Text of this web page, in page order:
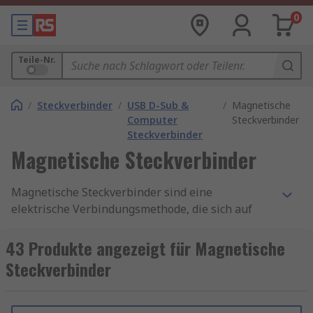
0
Teile-Nr.
/ Steckverbinder / USB D-Sub &
Computer
Steckverbinder
/ Magnetische
Steckverbinder
Magnetische Steckverbinder
Magnetische Steckverbinder sind eine
elektrische Verbindungsmethode, die sich auf
Verbindung herzustellen und
aufrechtzuerhalten. Die beiden Teile, sowohl der
Stecker als auch die Buchse, haben
Flächen, die eine selbstausrichtende Verbindung
43 Produkte angezeigt für Magnetische
Steckverbinder